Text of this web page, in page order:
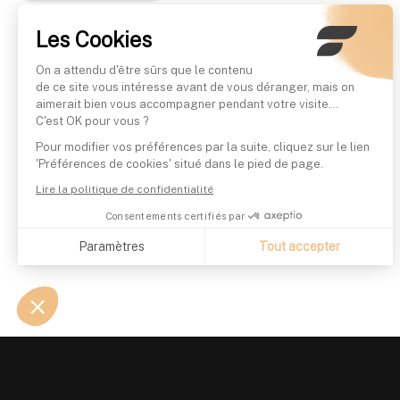
Les Cookies
On a attendu d'être sûrs que le contenu
de ce site vous intéresse avant de vous déranger, mais on
aimerait bien vous accompagner pendant votre visite...
C'est OK pour vous ?
Pour modifier vos préférences par la suite, cliquez sur le lien
'Préférences de cookies' situé dans le pied de page.
Lire la politique de confidentialité
Consentements certifiés par
Paramètres Tout accepter
Notre plateforme vous permet d'adapter et de gérer vos